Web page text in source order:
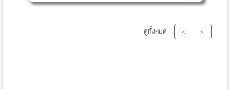
ดูทั้งหมด < >